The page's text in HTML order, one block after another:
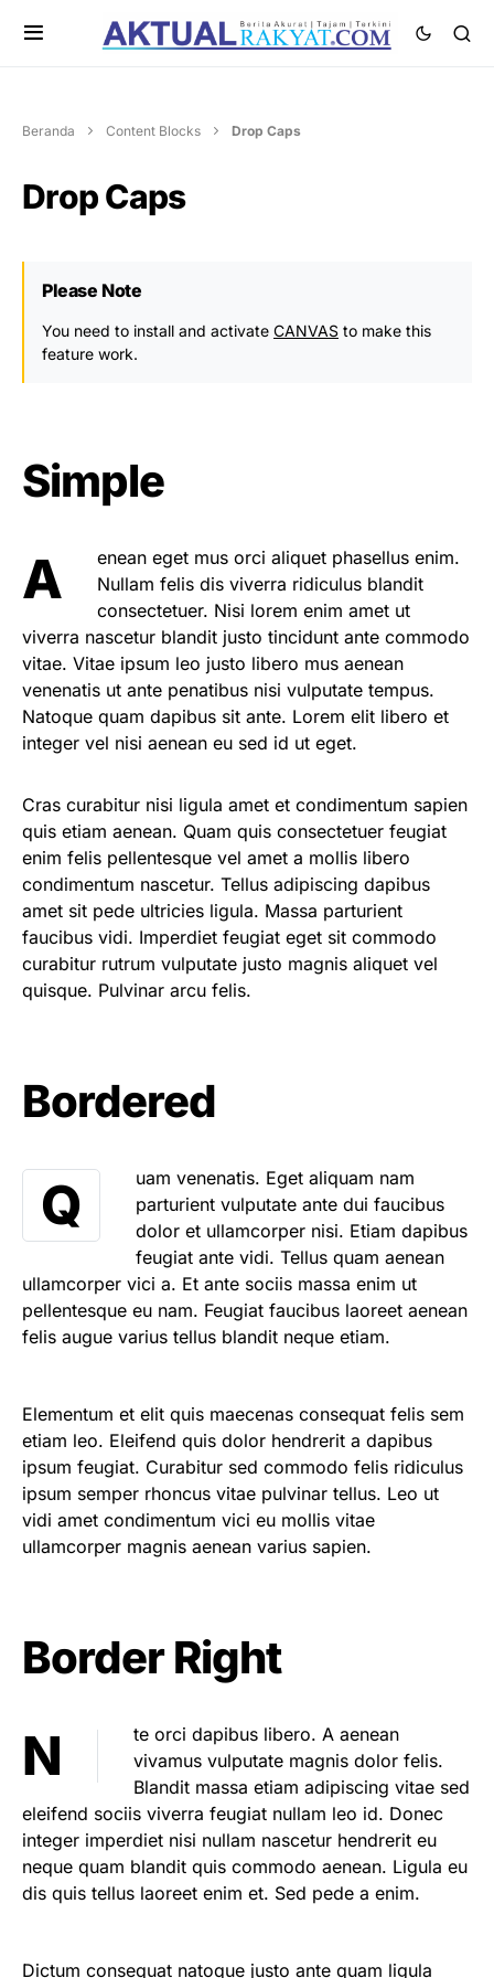
Beranda Content Blocks Drop Caps
Drop Caps
Please Note
You need to install and activate CANVAS to make this
feature work.
Simple
Aenean eget mus orci aliquet phasellus enim.
Nullam felis dis viverra ridiculus blandit
consectetuer. Nisi lorem enim amet ut
viverra nascetur blandit justo tincidunt ante commodo
vitae. Vitae ipsum leo justo libero mus aenean
venenatis ut ante penatibus nisi vulputate tempus.
Natoque quam dapibus sit ante. Lorem elit libero et
integer vel nisi aenean eu sed id ut eget.
Cras curabitur nisi ligula amet et condimentum sapien
quis etiam aenean. Quam quis consectetuer feugiat
enim felis pellentesque vel amet a mollis libero
condimentum nascetur. Tellus adipiscing dapibus
amet sit pede ultricies ligula. Massa parturient
faucibus vidi. Imperdiet feugiat eget sit commodo
curabitur rutrum vulputate justo magnis aliquet vel
quisque. Pulvinar arcu felis.
Bordered
Q
uam venenatis. Eget aliquam nam
parturient vulputate ante dui faucibus
dolor et ullamcorper nisi. Etiam dapibus
feugiat ante vidi. Tellus quam aenean
ullamcorper vici a. Et ante sociis massa enim ut
pellentesque eu nam. Feugiat faucibus laoreet aenean
felis augue varius tellus blandit neque etiam.
Elementum et elit quis maecenas consequat felis sem
etiam leo. Eleifend quis dolor hendrerit a dapibus
ipsum feugiat. Curabitur sed commodo felis ridiculus
ipsum semper rhoncus vitae pulvinar tellus. Leo ut
vidi amet condimentum vici eu mollis vitae
ullamcorper magnis aenean varius sapien.
Border Right
Nte orci dapibus libero. A aenean
vivamus vulputate magnis dolor felis.
Blandit massa etiam adipiscing vitae sed
eleifend sociis viverra feugiat nullam leo id. Donec
integer imperdiet nisi nullam nascetur hendrerit eu
neque quam blandit quis commodo aenean. Ligula eu
dis quis tellus laoreet enim et. Sed pede a enim.
Dictum consequat natoque justo ante quam ligula